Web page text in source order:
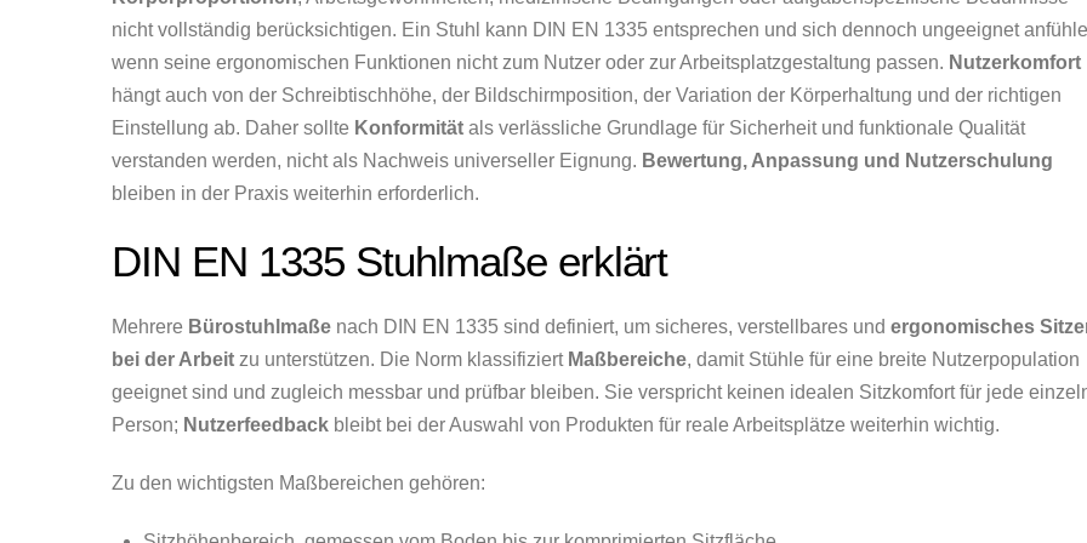
nicht vollständig berücksichtigen. Ein Stuhl kann DIN EN 1335 entsprechen und sich dennoch ungeeignet
wenn seine ergonomischen Funktionen nicht zum Nutzer oder zur Arbeitsplatzgestaltung passen. Nutzerkomfort
hängt auch von der Schreibtischhöhe, der Bildschirmposition, der Variation der Körperhaltung und der richtigen
Einstellung ab. Daher sollte Konformität als verlässliche Grundlage für Sicherheit und funktionale Qualität
verstanden werden, nicht als Nachweis universeller Eignung. Bewertung, Anpassung und Nutzerschulung
bleiben in der Praxis weiterhin erforderlich.
DIN EN 1335 Stuhlmaße erklärt
Mehrere Bürostuhlmaße nach DIN EN 1335 sind definiert, um sicheres, verstellbares und ergonomisches
bei der Arbeit zu unterstützen. Die Norm klassifiziert Maßbereiche, damit Stühle für eine breite Nutzerpopulation
geeignet sind und zugleich messbar und prüfbar bleiben. Sie verspricht keinen idealen Sitzkomfort für jede
Person; Nutzerfeedback bleibt bei der Auswahl von Produkten für reale Arbeitsplätze weiterhin wichtig.
Zu den wichtigsten Maßbereichen gehören: